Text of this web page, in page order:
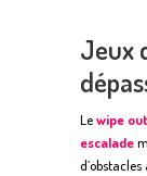
Jeux
Lewipe out
escalade